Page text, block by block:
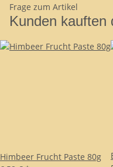
Frage zum Artikel
Kunden kauften
Himbeer Frucht Paste 80g